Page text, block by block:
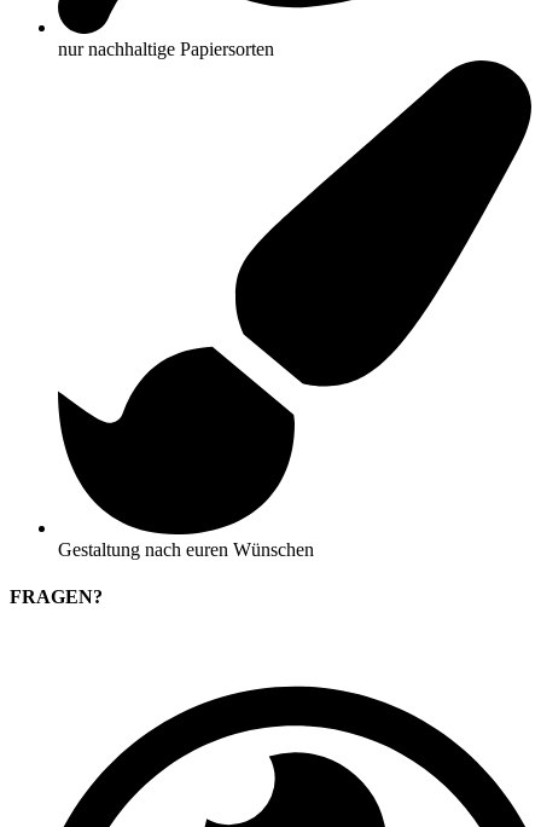
nur nachhaltige Papiersorten
Gestaltung nach euren Wünschen
FRAGEN?